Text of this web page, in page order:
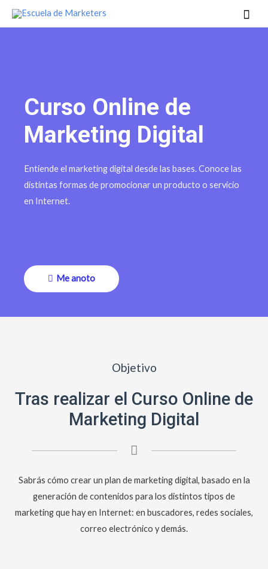
Curso Online de
Marketing Digital
Entiende el marketing digital desde las bases. Conoce las
distintas formas de promocionar un producto o servicio
en Internet.
Me anoto
Objetivo
Tras realizar el Curso Online de
Marketing Digital
Sabrás cómo crear un plan de marketing digital, basado en la
generación de contenidos para los distintos tipos de
marketing que hay en Internet: en buscadores, redes sociales,
correo electrónico y demás.